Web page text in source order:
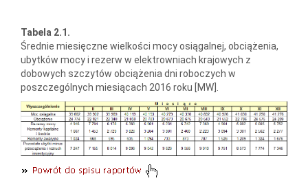
Tabela 2.1.
Średnie miesięczne wielkości mocy osiągalnej, obciążenia,
ubytków mocy i rezerw w elektrowniach krajowych z
dobowych szczytów obciążenia dni roboczych w
poszczególnych miesiącach 2016 roku [MW].